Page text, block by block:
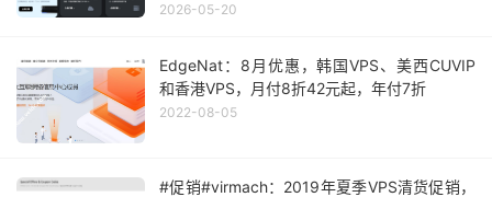
2026-05-20
EdgeNat：8月优惠，韩国VPS、美西CUVIP
和香港VPS，月付8折42元起，年付7折
2022-08-05
#促销#virmach：2019年夏季VPS清货促销，